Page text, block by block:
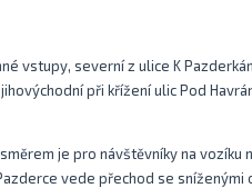
vstupy, severní z ulice K
při křížení ulic Pod
je pro návštěvníky na vozíku
vede přechod se sníženými